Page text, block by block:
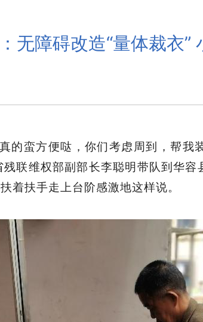
无障碍改造“量体裁衣”
的蛮方便哒，你们考虑周到，帮
联维权部副部长李聪明带队到华
着扶手走上台阶感激地这样说。